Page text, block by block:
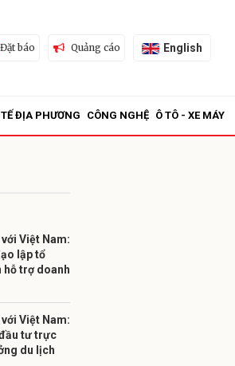
Đặt báo Quảng cáo English
ĐỊA PHƯƠNG CÔNG NGHỆ Ô TÔ - XE MÁY
với Việt Nam:
lập tổ
hỗ trợ doanh
với Việt Nam:
tư trực
du lịch